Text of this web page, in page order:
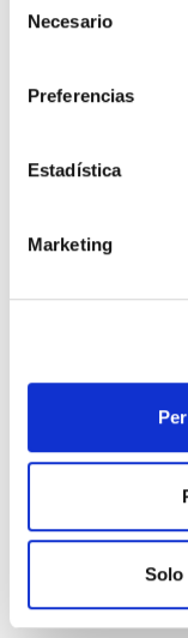
Necesario
Preferencias
Estadística
Marketing
Solo